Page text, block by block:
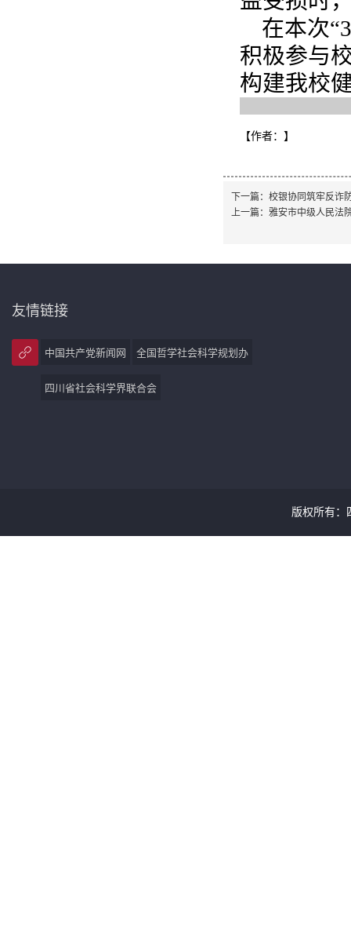
在本次
积极参与
构建我校
【作者： 】
下一篇： 校银协同筑牢反诈
上一篇： 雅安市中级人民法
友情链接
中国共产党新闻网 全国哲学社会科学规划办
四川省社会科学界联合会
版权所有：